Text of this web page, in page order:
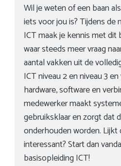
Wil je weten of een baan
iets voor jou is? Tijdens de
ICT maak je kennis met
waar steeds meer vraag
aantal vakken uit de
ICT niveau 2 en niveau 3
hardware, software en
medewerker maakt
gebruiksklaar en zorgt dat
onderhouden worden.
interessant? Start dan
basisopleiding ICT!